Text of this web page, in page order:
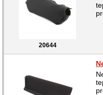
20644